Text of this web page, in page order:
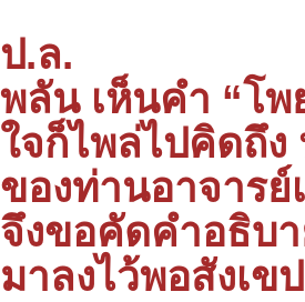
ป.ล.
พลัน เห็นคำ “โพ
ใจก็ไพล่ไปคิดถึง
ของท่านอาจาร
จึงขอคัดคำอธิบ
มาลงไว้พอสังเขป